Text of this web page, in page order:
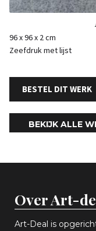
96 x 96 x 2 cm
Zeefdruk met lijst
BESTEL DIT WERK
BEKIJK ALLE
Over Art-
Art-Deal is